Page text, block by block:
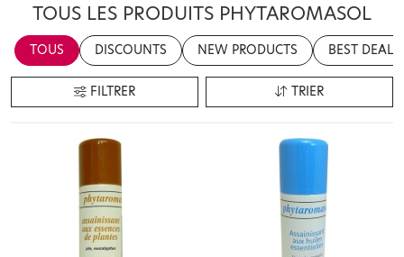
TOUS LES PRODUITS PHYTAROMASOL
TOUS DISCOUNTS NEW PRODUCTS BEST DEALS
FILTRER TRIER